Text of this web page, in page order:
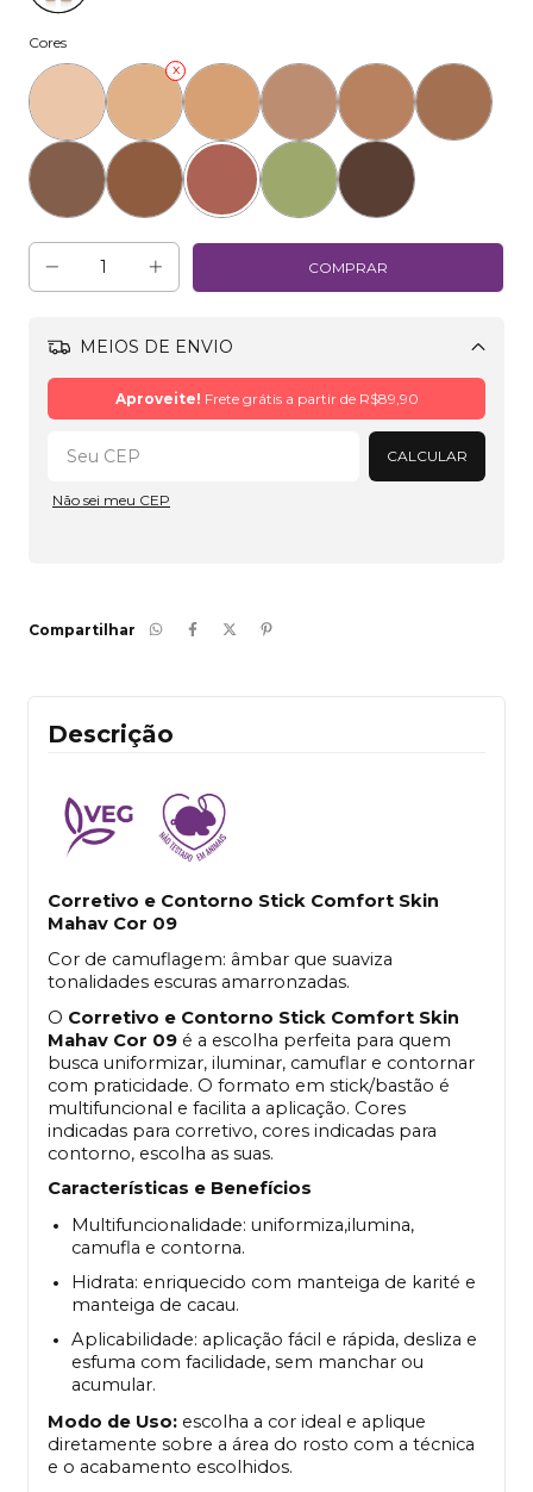
Cores
MEIOS DE ENVIO
Aproveite! Frete grátis a partir de R$89,90
CALCULAR
Não sei meu CEP
Compartilhar
Descrição
Corretivo e Contorno Stick Comfort Skin
Mahav Cor 09
Cor de camuflagem: âmbar que suaviza
tonalidades escuras amarronzadas.
O Corretivo e Contorno Stick Comfort Skin
Mahav Cor 09 é a escolha perfeita para quem
busca uniformizar, iluminar, camuflar e contornar
com praticidade. O formato em stick/bastão é
multifuncional e facilita a aplicação. Cores
indicadas para corretivo, cores indicadas para
contorno, escolha as suas.
Características e Benefícios
Multifuncionalidade: uniformiza,ilumina,
camufla e contorna.
Hidrata: enriquecido com manteiga de karité e
manteiga de cacau.
Aplicabilidade: aplicação fácil e rápida, desliza e
esfuma com facilidade, sem manchar ou
acumular.
Modo de Uso: escolha a cor ideal e aplique
diretamente sobre a área do rosto com a técnica
e o acabamento escolhidos.